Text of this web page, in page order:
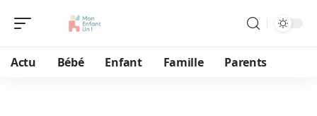
Actu Bébé Enfant Famille Parents